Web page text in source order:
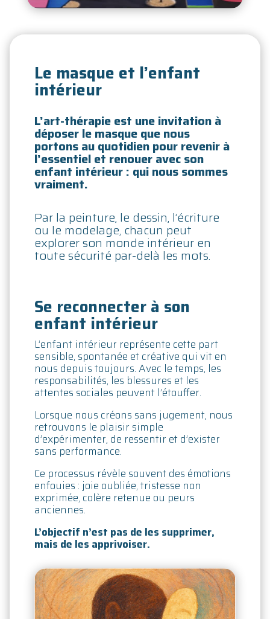
Le masque et l’enfant
intérieur
L’art-thérapie est une invitation à
déposer le masque que nous
portons au quotidien pour revenir à
l’essentiel et renouer avec son
enfant intérieur : qui nous sommes
vraiment.
Par la peinture, le dessin, l’écriture
ou le modelage, chacun peut
explorer son monde intérieur en
toute sécurité par-delà les mots.
Se reconnecter à son
enfant intérieur
L’enfant intérieur représente cette part
sensible, spontanée et créative qui vit en
nous depuis toujours. Avec le temps, les
responsabilités, les blessures et les
attentes sociales peuvent l’étouffer.
Lorsque nous créons sans jugement, nous
retrouvons le plaisir simple
d’expérimenter, de ressentir et d’exister
sans performance.
Ce processus révèle souvent des émotions
enfouies : joie oubliée, tristesse non
exprimée, colère retenue ou peurs
anciennes.
L’objectif n’est pas de les supprimer,
mais de les apprivoiser.